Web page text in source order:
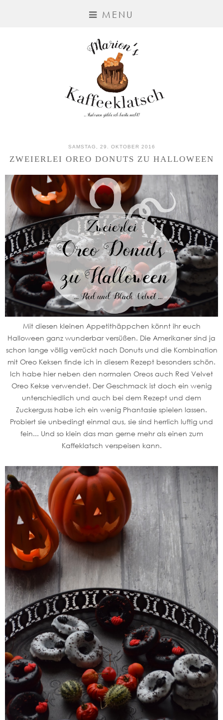
MENU
SAMSTAG, 29. OKTOBER 2016
ZWEIERLEI OREO DONUTS ZU HALLOWEEN
Mit diesen kleinen Appetithäppchen könnt ihr euch
Halloween ganz wunderbar versüßen. Die Amerikaner sind ja
schon lange völlig verrückt nach Donuts und die Kombination
mit Oreo Keksen finde ich in diesem Rezept besonders schön.
Ich habe hier neben den normalen Oreos auch Red Velvet
Oreo Kekse verwendet. Der Geschmack ist doch ein wenig
unterschiedlich und auch bei dem Rezept und dem
Zuckerguss habe ich ein wenig Phantasie spielen lassen.
Probiert sie unbedingt einmal aus, sie sind herrlich luftig und
fein... Und so klein das man gerne mehr als einen zum
Kaffeklatsch verspeisen kann.